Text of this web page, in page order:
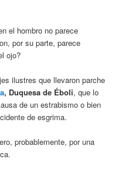
el hombro no parece
por su parte, parece
ojo?
ilustres que llevaron parche
, Duquesa de Éboli, que lo
de un estrabismo o bien
de esgrima.
probablemente, por una